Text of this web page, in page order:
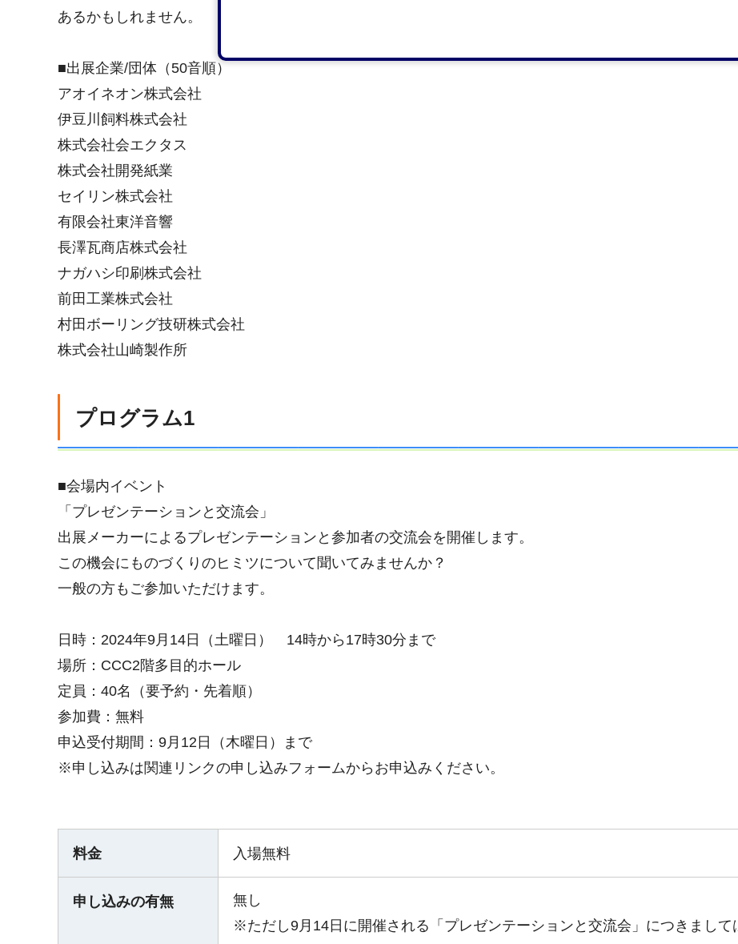
あるかもしれません。
■出展企業/団体（50音順）
アオイネオン株式会社
伊豆川飼料株式会社
株式会社会エクタス
株式会社開発紙業
セイリン株式会社
有限会社東洋音響
長澤瓦商店株式会社
ナガハシ印刷株式会社
前田工業株式会社
村田ボーリング技研株式会社
株式会社山崎製作所
プログラム1
■会場内イベント
「プレゼンテーションと交流会」
出展メーカーによるプレゼンテーションと参加者の交流会を開催します。
この機会にものづくりのヒミツについて聞いてみませんか？
一般の方もご参加いただけます。
日時：2024年9月14日（土曜日） 14時から17時30分まで
場所：CCC2階多目的ホール
定員：40名（要予約・先着順）
参加費：無料
申込受付期間：9月12日（木曜日）まで
※申し込みは関連リンクの申し込みフォームからお申込みください。
料金 入場無料
申し込みの有無
無し
※ただし9月14日に開催される「プレゼンテーションと交流会」につきまして